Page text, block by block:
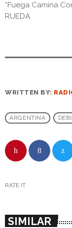
“Fuega Camina
RUEDA.
WRITTEN BY:
ARGENTINA
RATE IT
SIMILAR